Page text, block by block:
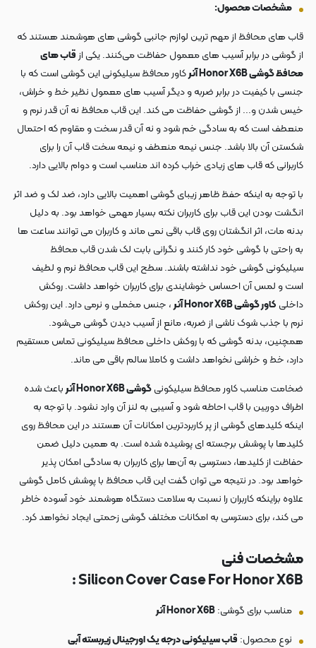
مشخصات محصول:
قاب های محافظ از مهم ترین لوازم جانبی گوشی های هوشمند هستند که
از گوشی در برابر آسیب های معمول حفاظت می‌کنند. یکی از قاب های
محافظ گوشی Honor X6B آنر
کاور محافظ سیلیکونی این گوشی است که با
جنسی با کیفیت در برابر ضربه و دیگر آسیب های معمول نظیر خط و خراش،
خیس شدن و... از گوشی حفاظت می کند. این قاب محافظ نه آن قدر نرم و
منعطف است که به سادگی خم شود و نه آن قدر سخت و مقاوم که احتمال
شکستن آن بالا باشد. جنس نیمه منعطف و نیمه سخت قاب آن را برای
کاربرانی که قاب های زیادی خراب کرده اند مناسب است و دوام بالایی دارد.
با توجه به اینکه حفظ ظاهر زیبای گوشی اهمیت بالایی دارد، ضد لک و ضد اثر
انگشت بودن این قاب برای کاربران نکته بسیار مهمی خواهد بود. به دلیل
بدنه مات، اثر انگشتان روی قاب باقی نمی ماند و کاربران می توانند ساعت ها
به راحتی با گوشی خود کار کنند و نگرانی بابت لک شدن قاب محافظ
سیلیکونی گوشی خود نداشته باشند. سطح این قاب محافظ نرم و لطیف
است و لمس آن احساس خوشایندی برای کاربران خواهد داشت. روکش
داخلی کاور گوشی Honor X6B آنر
، جنس مخملی و نرمی دارد. این روکش
نرم با جذب شوک ناشی از ضربه، مانع از آسیب دیدن گوشی می‌شود.
همچنین، بدنه گوشی که با روکش داخلی محافظ سیلیکونی تماس مستقیم
دارد، خط و خراشی نخواهد داشت و کاملا سالم باقی می ماند.
ضخامت مناسب کاور محافظ سیلیکونیگوشی Honor X6B آنر
باعث شده
اطراف دوربین با قاب احاطه شود و آسیبی به لنز آن وارد نشود. با توجه به
اینکه کلیدهای گوشی از پر کاربردترین امکانات آن هستند در این محافظ روی
کلیدها با پوشش برجسته ای پوشیده شده است. به همین دلیل ضمن
حفاظت از کلیدها، دسترسی به آن‌ها برای کاربران به سادگی امکان پذیر
خواهد بود. در نتیجه می توان گفت این قاب محافظ با پوشش کامل گوشی
علاوه براینکه کاربران را نسبت به سلامت دستگاه هوشمند خود آسوده خاطر
می کند، برای دسترسی به امکانات مختلف گوشی زحمتی ایجاد نخواهد کرد.
مشخصات فنی
Silicon Cover Case For Honor X6B :
مناسب برای گوشی:Honor X6B آنر
نوع محصول: قاب سیلیکونی درجه یک اورجینال زیربسته آبی